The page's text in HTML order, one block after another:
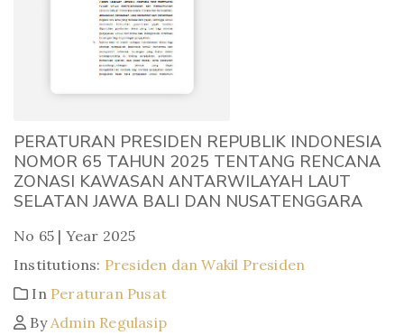
PERATURAN PRESIDEN REPUBLIK INDONESIA
NOMOR 65 TAHUN 2025 TENTANG RENCANA
ZONASI KAWASAN ANTARWILAYAH LAUT
SELATAN JAWA BALI DAN NUSATENGGARA
No 65 | Year 2025
Institutions: Presiden dan Wakil Presiden
In Peraturan Pusat
ByAdmin Regulasip